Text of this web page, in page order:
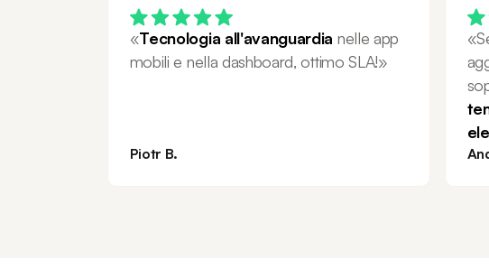
«Tecnologia all'avanguardia nelle app
mobili e nella dashboard, ottimo SLA!»
Piotr B.